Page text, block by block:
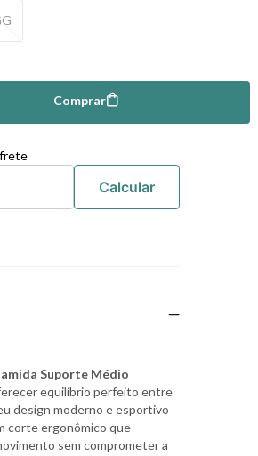
Comprar
Suporte Médio
equilíbrio perfeito entre
design moderno e esportivo
corte ergonômico que
sem comprometer a